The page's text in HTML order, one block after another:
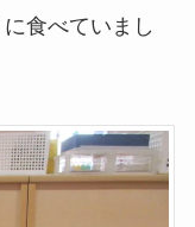
食べていまし